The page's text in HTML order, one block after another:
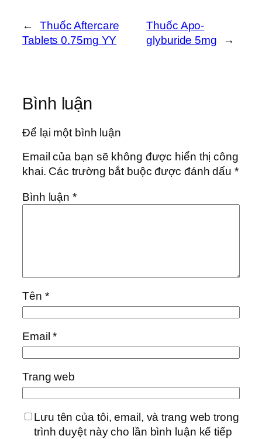
←
Thuốc Aftercare
Tablets 0.75mg YY
Thuốc Apo-
glyburide 5mg
→
Bình luận
Để lại một bình luận
Email của bạn sẽ không được hiển thị công
khai. Các trường bắt buộc được đánh dấu*
Bình luận*
Tên *
Email*
Trang web
Lưu tên của tôi, email, và trang web trong
trình duyệt này cho lần bình luận kế tiếp